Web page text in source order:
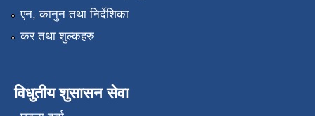
एन, कानुन तथा निर्देशिका
कर तथा शुल्कहरु
विधुतीय शुसासन सेवा